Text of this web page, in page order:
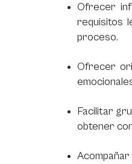
Ofrecer
requisitos
proceso.
Ofrecer
Facilitar
obtener